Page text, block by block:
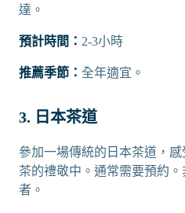
達。
預計時間： 2-3小時
推薦季節： 全年適宜。
3. 日本茶道
參加一場傳統的日本茶道，
茶的禮敬中。通常需要預約
者。